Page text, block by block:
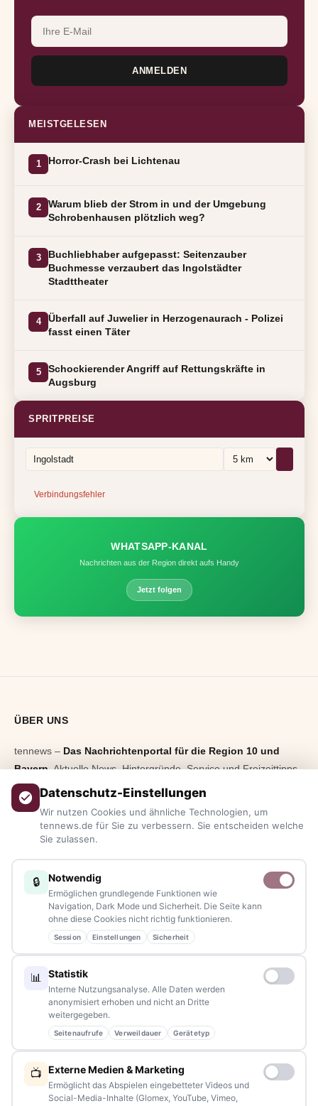
ANMELDEN
MEISTGELESEN
1 Horror-Crash bei Lichtenau
2
Warum blieb der Strom in und der Umgebung
Schrobenhausen plötzlich weg?
3
Buchliebhaber aufgepasst: Seitenzauber
Buchmesse verzaubert das Ingolstädter
Stadttheater
4
Überfall auf Juwelier in Herzogenaurach - Polizei
fasst einen Täter
5
Schockierender Angriff auf Rettungskräfte in
Augsburg
SPRITPREISE
Verbindungsfehler
WHATSAPP-KANAL
Nachrichten aus der Region direkt aufs Handy
Jetzt folgen
ÜBER UNS
tennews – Das Nachrichtenportal für die Region 10 und
Bayern.Aktuelle News, Hintergründe, Service und Freizeittipps
aus allen Regionen, Städten und Landkreisen.
Blaulicht, von Kultur bis Sport, von Alltagstipps bis
Veranstaltungen – immer aktuell, immer aus Ihrer Nähe.
kennen eine Geschichte, die erzählt werden sollte?
Schreiben Sie uns – gemeinsam mit unseren Leserinnen und
Lesern bleiben wir am Puls der Zeit.
Partnerschaften: info@tennews.de
NAVIGATION
Home
Datenschutz-Einstellungen
Wir nutzen Cookies und ähnliche Technologien, um
tennews.de für Sie zu verbessern. Sie entscheiden welche
Sie zulassen.
🔒 Notwendig
Ermöglichen grundlegende Funktionen wie
Navigation, Dark Mode und Sicherheit. Die Seite kann
ohne diese Cookies nicht richtig funktionieren.
Session Einstellungen Sicherheit
📊 Statistik
Interne Nutzungsanalyse. Alle Daten werden
anonymisiert erhoben und nicht an Dritte
weitergegeben.
Seitenaufrufe Verweildauer Gerätetyp
📺 Externe Medien & Marketing
Ermöglicht das Abspielen eingebetteter Videos und
Social-Media-Inhalte (Glomex, YouTube, Vimeo,